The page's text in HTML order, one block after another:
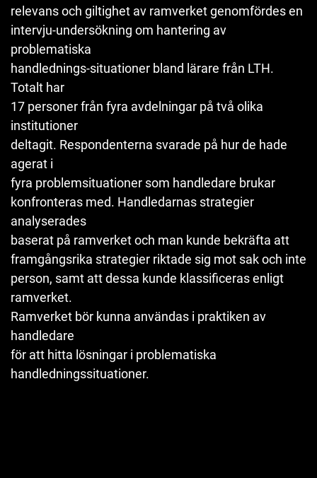
relevans och giltighet av ramverket genomfördes en
intervju-undersökning om hantering av
problematiska
handlednings-situationer bland lärare från LTH.
Totalt har
17 personer från fyra avdelningar på två olika
institutioner
deltagit. Respondenterna svarade på hur de hade
agerat i
fyra problemsituationer som handledare brukar
konfronteras med. Handledarnas strategier
analyserades
baserat på ramverket och man kunde bekräfta att
framgångsrika strategier riktade sig mot sak och inte
person, samt att dessa kunde klassificeras enligt
ramverket.
Ramverket bör kunna användas i praktiken av
handledare
för att hitta lösningar i problematiska
handledningssituationer.